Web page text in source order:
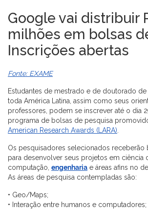
Google vai distribuir
milhões em bolsas
Inscrições abertas
Fonte: EXAME
Estudantes de mestrado e de doutorado de
toda América Latina, assim como seus
professores, podem se inscrever até o dia
programa de bolsas de pesquisa
American Research Awards (LARA)
Os pesquisadores selecionados receberão
para desenvolver seus projetos em ciência
computação, engenharia e áreas afins no
As áreas de pesquisa contempladas são:
• Geo/Maps;
• Interação entre humanos e computadores;